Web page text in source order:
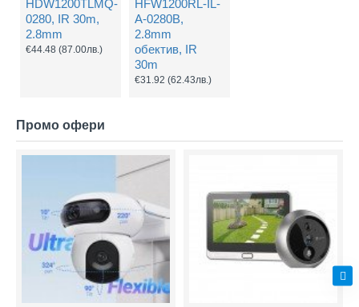
HDW1200TLMQ-
0280, IR 30m,
2.8mm
€44.48 (87.00лв.)
HFW1200RL-IL-
A-0280B,
2.8mm
обектив, IR
30m
€31.92 (62.43лв.)
Промо офери